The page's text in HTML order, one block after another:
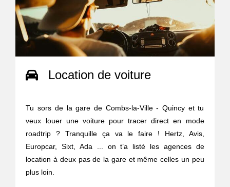
Location de voiture
Tu sors de la gare de Combs-la-Ville - Quincy et tu
veux louer une voiture pour tracer direct en mode
roadtrip ? Tranquille ça va le faire ! Hertz, Avis,
Europcar, Sixt, Ada ... on t’a listé les agences de
location à deux pas de la gare et même celles un peu
plus loin.